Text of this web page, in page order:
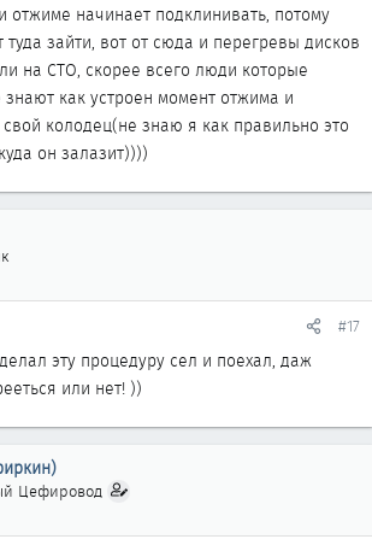
отжиме начинает подклинивать, потому
зайти, вот от сюда и перегревы дисков
на СТО, скорее всего люди которые
знают как устроен момент отжима и
колодец(не знаю я как правильно это
он залазит))))
#17
эту процедуру сел и поехал, даж
или нет! ))
Цефировод